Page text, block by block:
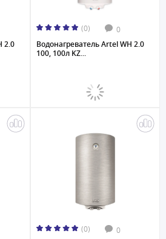
2.0
(0) 0
Водонагреватель Artel WH 2.0
100, 100л KZ...
(0) 0